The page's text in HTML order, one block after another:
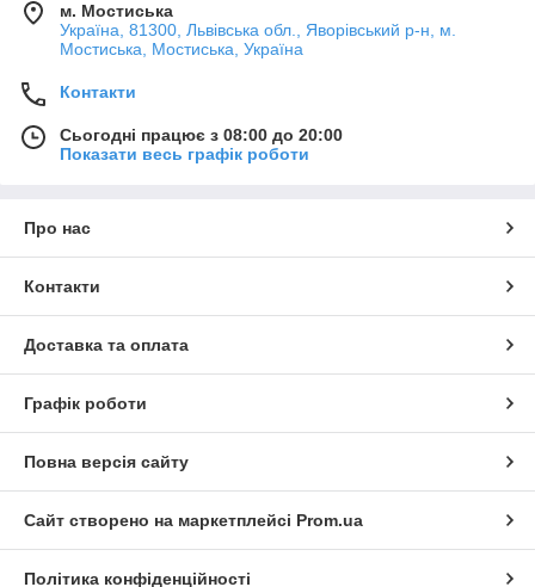
м. Мостиська
Україна, 81300, Львівська обл., Яворівський р-н, м.
Мостиська, Мостиська, Україна
Контакти
Сьогодні працює з 08:00 до 20:00
Показати весь графік роботи
Про нас
Контакти
Доставка та оплата
Графік роботи
Повна версія сайту
Сайт створено на маркетплейсі Prom.ua
Політика конфіденційності